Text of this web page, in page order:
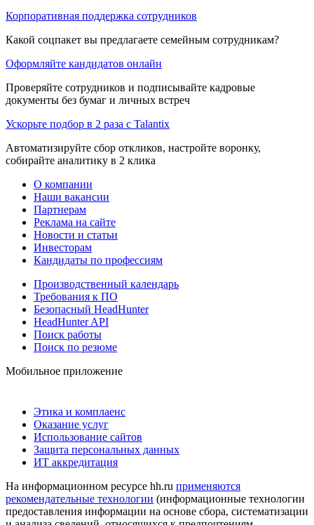
Корпоративная поддержка сотрудников
Какой соцпакет вы предлагаете семейным сотрудникам?
Оформляйте кандидатов онлайн
Проверяйте сотрудников и подписывайте кадровые
документы без бумаг и личных встреч
Ускорьте подбор в 2 раза с Talantix
Автоматизируйте сбор откликов, настройте воронку,
собирайте аналитику в 2 клика
О компании
Наши вакансии
Партнерам
Реклама на сайте
Новости и статьи
Инвесторам
Кандидаты по профессиям
Производственный календарь
Требования к ПО
Безопасный HeadHunter
HeadHunter API
Поиск работы
Поиск по резюме
Мобильное приложение
Этика и комплаенс
Оказание услуг
Использование сайтов
Защита персональных данных
ИТ аккредитация
На информационном ресурсе hh.ru применяются
рекомендательные технологии (информационные технологии
предоставления информации на основе сбора, систематизации